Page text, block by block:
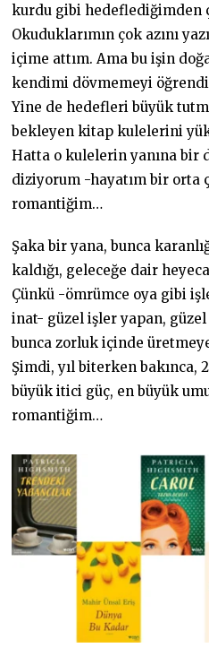
kurdu gibi hedeflediğimden
Okuduklarımın çok azını
içime attım. Ama bu işin
kendimi dövmemeyi
Yine de hedefleri büyük
bekleyen kitap kulelerini
Hatta o kulelerin yanına bir
diziyorum -hayatım bir orta
romantiğim…
Şaka bir yana, bunca
kaldığı, geleceğe dair
Çünkü -ömrümce oya gibi
inat- güzel işler yapan,
bunca zorluk içinde
Şimdi, yıl biterken bakınca,
büyük itici güç, en büyük
romantiğim…